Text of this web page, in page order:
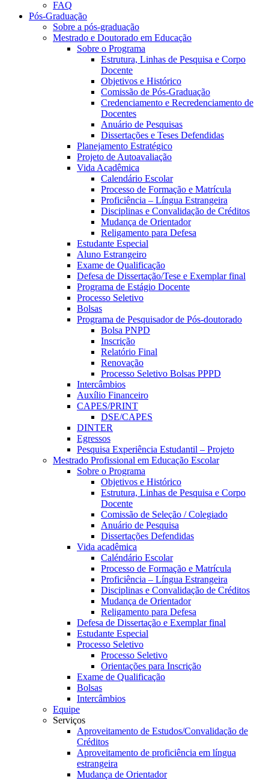
FAQ
Pós-Graduação
Sobre a pós-graduação
Mestrado e Doutorado em Educação
Sobre o Programa
Estrutura, Linhas de Pesquisa e Corpo
Docente
Objetivos e Histórico
Comissão de Pós-Graduação
Credenciamento e Recredenciamento de
Docentes
Anuário de Pesquisas
Dissertações e Teses Defendidas
Planejamento Estratégico
Projeto de Autoavaliação
Vida Acadêmica
Calendário Escolar
Processo de Formação e Matrícula
Proficiência – Língua Estrangeira
Disciplinas e Convalidação de Créditos
Mudança de Orientador
Religamento para Defesa
Estudante Especial
Aluno Estrangeiro
Exame de Qualificação
Defesa de Dissertação/Tese e Exemplar final
Programa de Estágio Docente
Processo Seletivo
Bolsas
Programa de Pesquisador de Pós-doutorado
Bolsa PNPD
Inscrição
Relatório Final
Renovação
Processo Seletivo Bolsas PPPD
Intercâmbios
Auxílio Financeiro
CAPES/PRINT
DSE/CAPES
DINTER
Egressos
Pesquisa Experiência Estudantil – Projeto
Mestrado Profissional em Educação Escolar
Sobre o Programa
Objetivos e Histórico
Estrutura, Linhas de Pesquisa e Corpo
Docente
Comissão de Seleção / Colegiado
Anuário de Pesquisa
Dissertações Defendidas
Vida acadêmica
Caléndário Escolar
Processo de Formação e Matrícula
Proficiência – Língua Estrangeira
Disciplinas e Convalidação de Créditos
Mudança de Orientador
Religamento para Defesa
Defesa de Dissertação e Exemplar final
Estudante Especial
Processo Seletivo
Processo Seletivo
Orientações para Inscrição
Exame de Qualificação
Bolsas
Intercâmbios
Equipe
Serviços
Aproveitamento de Estudos/Convalidação de
Créditos
Aproveitamento de proficiência em língua
estrangeira
Mudança de Orientador